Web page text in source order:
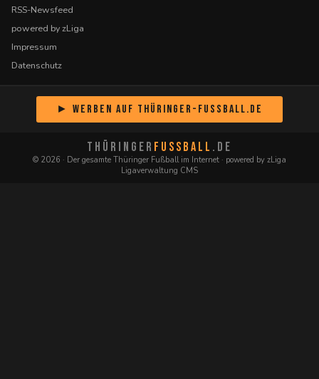
RSS-Newsfeed
powered by zLiga
Impressum
Datenschutz
► Werben auf Thüringer-Fussball.de
THÜRINGER FUSSBALL .DE
© 2026 · Der gesamte Thüringer Fußball im Internet · powered by zLiga
Ligaverwaltung CMS